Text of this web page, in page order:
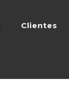
Clientes